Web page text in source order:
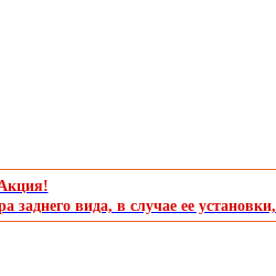
вида, в случае ее